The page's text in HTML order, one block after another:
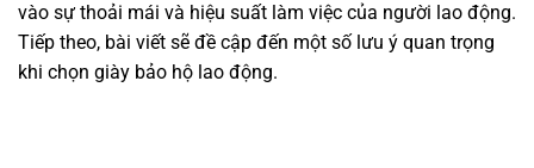
vào sự thoải mái và hiệu suất làm việc của người lao động.
Tiếp theo, bài viết sẽ đề cập đến một số lưu ý quan trọng
khi chọn giày bảo hộ lao động.